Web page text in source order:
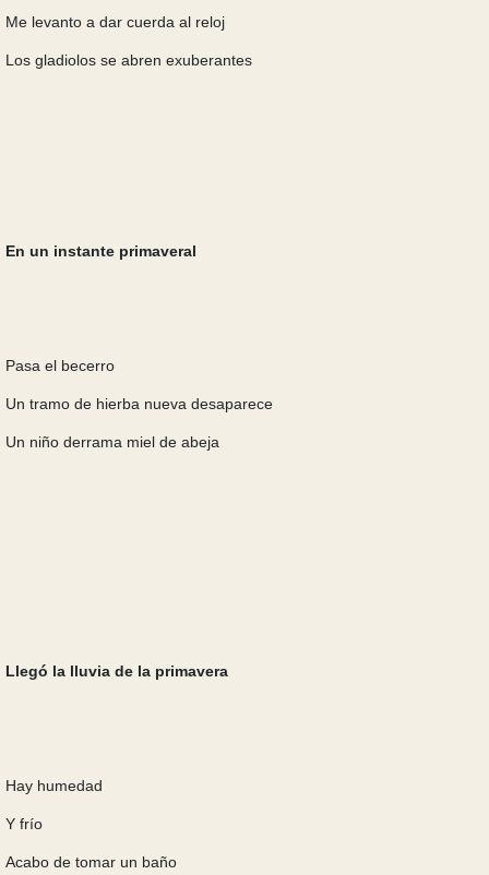
Me levanto a dar cuerda al reloj
Los gladiolos se abren exuberantes
En un instante primaveral
Pasa el becerro
Un tramo de hierba nueva desaparece
Un niño derrama miel de abeja
Llegó la lluvia de la primavera
Hay humedad
Y frío
Acabo de tomar un baño